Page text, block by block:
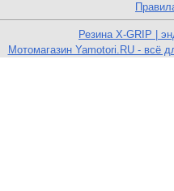
Резина X-GRIP |
Мотомагазин Yamotori.RU - всё